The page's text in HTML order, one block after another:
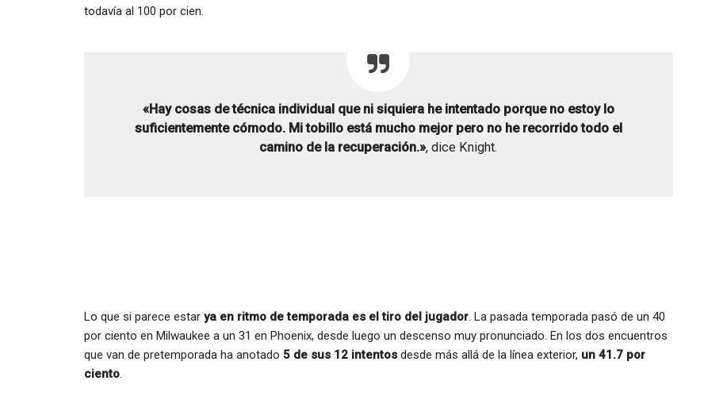
todavía al 100 por cien.
«Hay cosas de técnica individual que ni siquiera he intentado porque no estoy lo
suficientemente cómodo. Mi tobillo está mucho mejor pero no he recorrido todo el
camino de la recuperación.», dice Knight.
Lo que si parece estar ya en ritmo de temporada es el tiro del jugador. La pasada temporada pasó de un 40
por ciento en Milwaukee a un 31 en Phoenix, desde luego un descenso muy pronunciado. En los dos encuentros
que van de pretemporada ha anotado 5 de sus 12 intentos desde más allá de la línea exterior, un 41.7 por
ciento.